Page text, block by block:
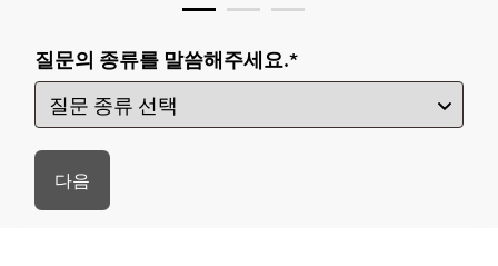
질문의 종류를 말씀해주세요.*